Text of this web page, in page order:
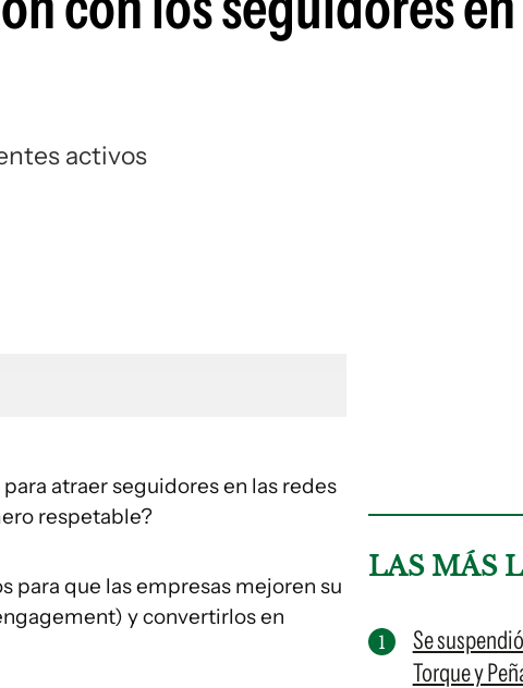
activos
atraer seguidores en las redes
respetable?
para que las empresas mejoren su
y convertirlos en
LAS MÁS
Se
Torque y